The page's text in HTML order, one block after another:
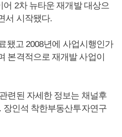
2차 뉴타운 재개발 대상으
서 시작됐다.
됐고 2008년에 사업시행인가
본격적으로 재개발 사업이
련된 자세한 정보는 채널후
장인석 착한부동산투자연구